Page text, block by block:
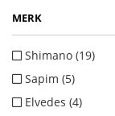
MERK
Shimano (19)
Sapim (5)
Elvedes (4)